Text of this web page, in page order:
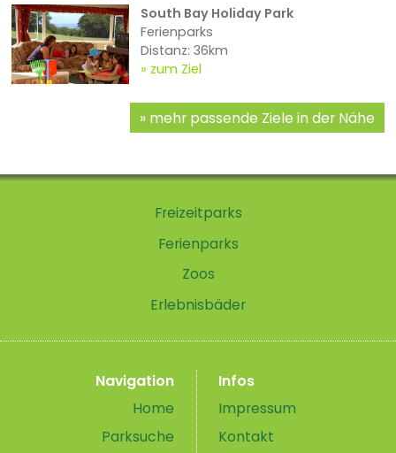
South Bay Holiday Park
Ferienparks
Distanz: 36km
zum Ziel
mehr passende Ziele in der Nähe
Freizeitparks
Ferienparks
Zoos
Erlebnisbäder
Navigation
Home
Parksuche
Infos
Impressum
Kontakt